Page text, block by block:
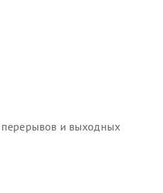
и выходных